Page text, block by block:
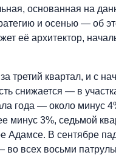
основанная на
и осенью — об
её архитектор,
третий квартал, и с
снижается — в
года — около минус
минус 3%, седьмой
Адамсе. В сентябре
во всех восьми